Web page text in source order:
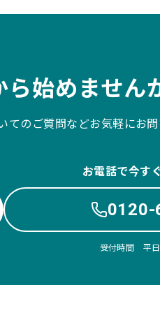
始めません
てのご質問などお気軽にお
お電話で今す
受付時間 平